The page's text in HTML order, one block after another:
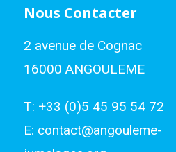
Nous Contacter
2 avenue de Cognac
16000 ANGOULEME
T: +33 (0)5 45 95 54 72
E: contact@angouleme-